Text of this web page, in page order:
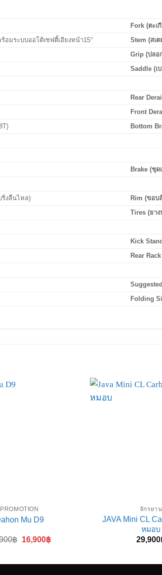
Fork (ตะเ
มระบบออโต้เซฟตี้เอียงหน้า15° Stem (สเต
Grip (ปลอ
Saddle (เ
Rear
Front
Bottom
Brake (ชุด
ริ่งลื่นไหล) Rim (ขอบ
Tires (ยา
Kick
Rear
Folding
PROMOTION
Mu D9
฿ Original
16,900฿Current
จักรยาน
JAVA Mini CL
หมอบ
29,900